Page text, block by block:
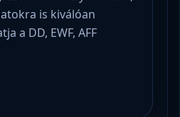
is kiválóan
a DD, EWF, AFF